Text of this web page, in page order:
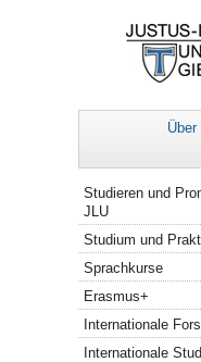
Navigation
Studieren und
JLU
Studium und
Sprachkurse
Erasmus+
Internationale
Internationale